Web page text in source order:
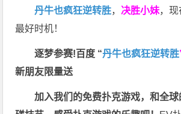
丹牛也疯狂逆转胜，决胜小妹，现
最好时机！
逐梦参赛!百度 “丹牛也疯狂逆转胜
新朋友限量送
加入我们的免费扑克游戏，和全